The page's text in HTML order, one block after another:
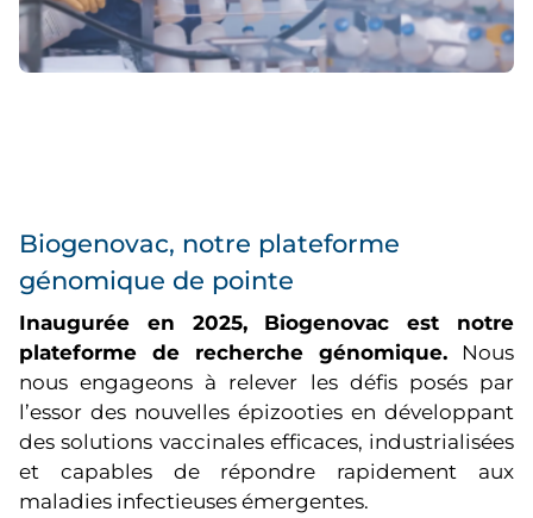
Biogenovac, notre plateforme
génomique de pointe
Inaugurée en 2025, Biogenovac est notre
plateforme de recherche génomique. Nous
nous engageons à relever les défis posés par
l’essor des nouvelles épizooties en développant
des solutions vaccinales efficaces, industrialisées
et capables de répondre rapidement aux
maladies infectieuses émergentes.